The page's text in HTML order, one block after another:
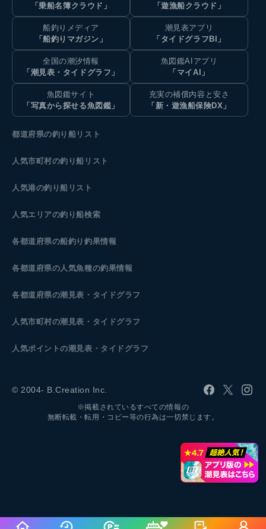
「乗船名簿クラウド」
「遊漁船クラウド」
船釣りメディア
「船釣りマガジン」
潮見表アプリ
「タイドグラフBI」
全国の潮汐情報
「潮見表・タイドグラフ」
魚図鑑AIアプリ
「マイAI」
魚図鑑サイト
「写真から探せる魚図鑑」
充実の補償内容と安さ
「新・遊漁船保険DX」
都道府県の釣り船リスト
人気市町村の釣り船リスト
人気港の釣り船リスト
人気エリアの釣り船検索
各都道府県の船釣り釣果情報
各都道府県の人気魚種の釣果情報
各都道府県の潮見表 ・タイドグラフ
人気市町村の潮見表・タイドグラフ
人気ポイントの潮見表・タイドグラフ
© 2004- B.Creation Inc.
※掲載されているすべての情報の
無断転載・転用・コピー等の行為は一切禁じます。